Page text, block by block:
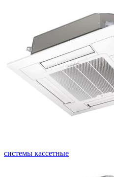
системы кассетные